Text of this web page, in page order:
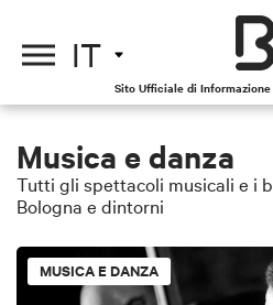
IT
Sito Ufficiale di
Musica e danza
Tutti gli spettacoli musicali e i
Bologna e dintorni
MUSICA E DANZA